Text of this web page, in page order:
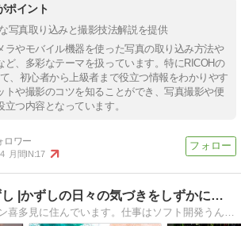
ポイント
写真取り込みと撮影技法解説を提供
ラやモバイル機器を使った写真の取り込み方法や
ど、多彩なテーマを扱っています。特にRICOHの
、初心者から上級者まで役立つ情報をわかりやす
トや撮影のコツを知ることができ、写真撮影や便
つ内容となっています。
月間IN:17
しずかなかずし |かずしの日々の気づきをしずかに発信
世田谷最弱タウン喜多見に住んでいます。仕事はソフト開発うん十年。経験を生かして、週末プログラミング(JavaScript)や、Webテクノロジーなどの技術ネタから、趣味の週末料理人ネタなどを記載。ソフトエンジニアでMBA持ち。